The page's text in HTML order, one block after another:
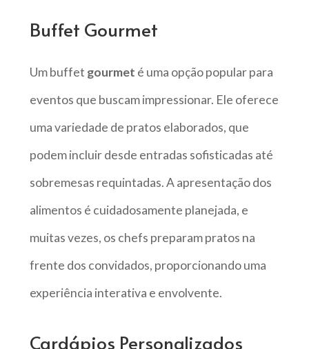
Buffet Gourmet
Um buffet gourmet é uma opção popular para
eventos que buscam impressionar. Ele oferece
uma variedade de pratos elaborados, que
podem incluir desde entradas sofisticadas até
sobremesas requintadas. A apresentação dos
alimentos é cuidadosamente planejada, e
muitas vezes, os chefs preparam pratos na
frente dos convidados, proporcionando uma
experiência interativa e envolvente.
Cardápios Personalizados